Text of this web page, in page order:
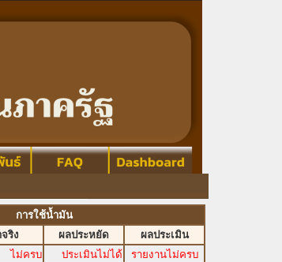
การใช้น้ำมัน
ริง ผลประหยัด
ผลประเมิน
ไม่ครบ ประเมินไม่ได้
รายงานไม่ครบ